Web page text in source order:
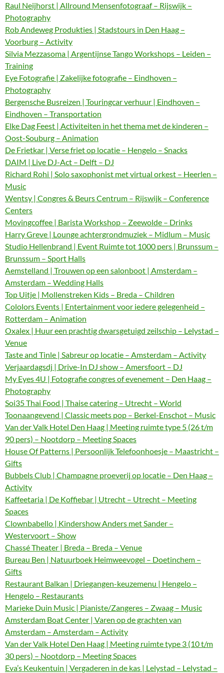
Raul Neijhorst | Allround Mensenfotograaf – Rijswijk –
Photography
Rob Andeweg Produkties | Stadstours in Den Haag –
Voorburg – Activity
Silvia Mezzasoma | Argentijnse Tango Workshops – Leiden –
Training
Eye Fotografie | Zakelijke fotografie – Eindhoven –
Photography
Bergensche Busreizen | Touringcar verhuur | Eindhoven –
Eindhoven – Transportation
Elke Dag Feest | Activiteiten in het thema met de kinderen –
Oost-Souburg – Animation
De Frietkar | Verse friet op locatie – Hengelo – Snacks
DAIM | Live DJ-Act – Delft – DJ
Richard Rohi | Solo saxophonist met virtual orkest – Heerlen –
Music
Wentsy | Congres & Beurs Centrum – Rijswijk – Conference
Centers
Movingcoffee | Barista Workshop – Zeewolde – Drinks
Harry Greve | Lounge achtergrondmuziek – Midlum – Music
Studio Hellenbrand | Event Ruimte tot 1000 pers | Brunssum –
Brunssum – Sport Halls
Aemstelland | Trouwen op een salonboot | Amsterdam –
Amsterdam – Wedding Halls
Top Uitje | Mollenstreken Kids – Breda – Children
Cololors Events | Entertainment voor iedere gelegenheid –
Rotterdam – Animation
Oxalex | Huur een prachtig dwarsgetuigd zeilschip – Lelystad –
Venue
Taste and Tinle | Sabreur op locatie – Amsterdam – Activity
Verjaardagsdj | Drive-In DJ show – Amersfoort – DJ
My Eyes 4U | Fotografie congres of evenement – Den Haag –
Photography
Soi35 Thai Food | Thaise catering – Utrecht – World
Toonaangevend | Classic meets pop – Berkel-Enschot – Music
Van der Valk Hotel Den Haag | Meeting ruimte type 5 (26 t/m
90 pers) – Nootdorp – Meeting Spaces
House Of Patterns | Persoonlijk Telefoonhoesje – Maastricht –
Gifts
Bubbels Club | Champagne proeverij op locatie – Den Haag –
Activity
Kaffeetaria | De Koffiebar | Utrecht – Utrecht – Meeting
Spaces
Clownbabello | Kindershow Anders met Sander –
Westervoort – Show
Chassé Theater | Breda – Breda – Venue
Bureau Ben | Natuurboek Heimweevogel – Doetinchem –
Gifts
Restaurant Balkan | Driegangen-keuzemenu | Hengelo –
Hengelo – Restaurants
Marieke Duin Music | Pianiste/Zangeres – Zwaag – Music
Amsterdam Boat Center | Varen op de grachten van
Amsterdam – Amsterdam – Activity
Van der Valk Hotel Den Haag | Meeting ruimte type 3 (10 t/m
30 pers) – Nootdorp – Meeting Spaces
Eva’s Keukentuin | Vergaderen in de kas | Lelystad – Lelystad –